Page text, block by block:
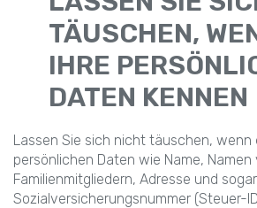
TÄUSCHEN,
IHRE
DATEN KENNEN
Lassen Sie sich nicht täuschen, wenn
persönlichen Daten wie Name, Namen
Familienmitgliedern, Adresse und
Sozialversicherungsnummer (Steuer-